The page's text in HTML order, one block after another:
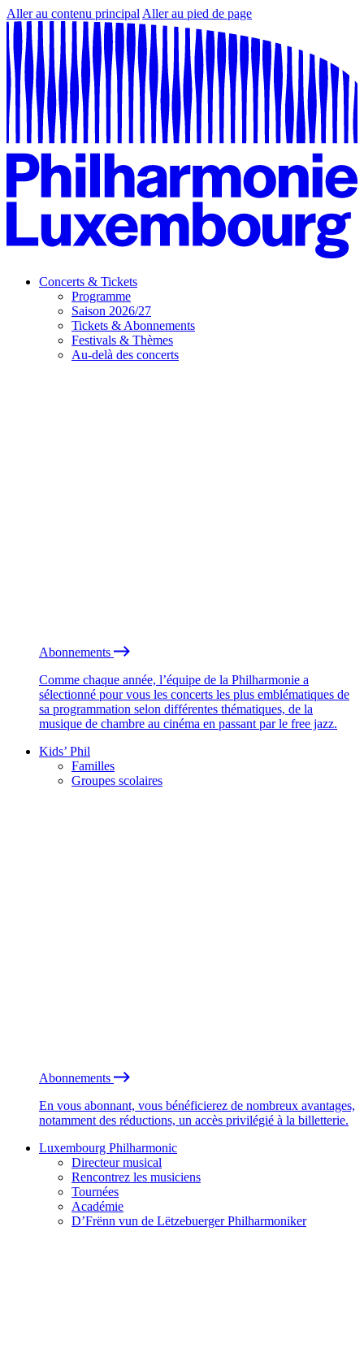
Aller au contenu principal Aller au pied de page
Concerts & Tickets
Programme
Saison 2026/27
Tickets & Abonnements
Festivals & Thèmes
Au-delà des concerts
Abonnements
Comme chaque année, l’équipe de la Philharmonie a
sélectionné pour vous les concerts les plus emblématiques de
sa programmation selon différentes thématiques, de la
musique de chambre au cinéma en passant par le free jazz.
Kids’ Phil
Familles
Groupes scolaires
Abonnements
En vous abonnant, vous bénéficierez de nombreux avantages,
notamment des réductions, un accès privilégié à la billetterie.
Luxembourg Philharmonic
Directeur musical
Rencontrez les musiciens
Tournées
Académie
D’Frënn vun de Lëtzebuerger Philharmoniker